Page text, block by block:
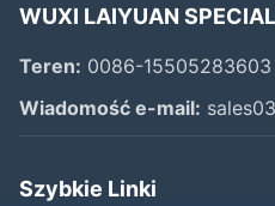
WUXI LAIYUAN
Teren: 0086-15505283603
Wiadomość e-mail:
Szybkie Linki